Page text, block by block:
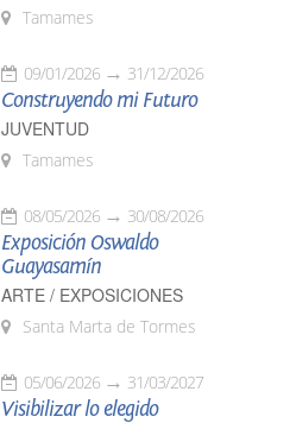
Tamames
09/01/2026 31/12/2026
Construyendo mi Futuro
JUVENTUD
Tamames
08/05/2026 30/08/2026
Exposición Oswaldo
Guayasamín
ARTE / EXPOSICIONES
Santa Marta de Tormes
05/06/2026 31/03/2027
Visibilizar lo elegido